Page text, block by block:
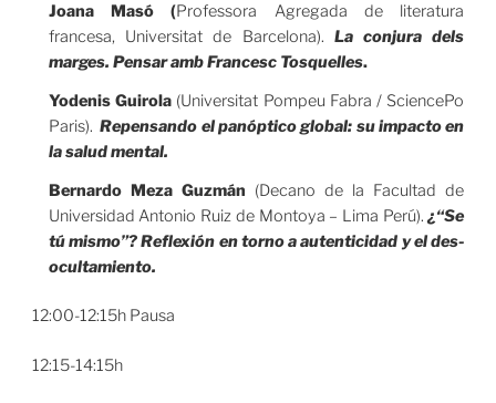
Joana Masó (Professora Agregada de literatura
francesa, Universitat de Barcelona). La conjura dels
marges. Pensar amb Francesc Tosquelles.
Yodenis Guirola (Universitat Pompeu Fabra / SciencePo
Paris).Repensando el panóptico global: su impacto en
la salud mental.
Bernardo Meza Guzmán (Decano de la Facultad de
Universidad Antonio Ruiz de Montoya – Lima Perú).¿“Se
tú mismo”? Reflexión en torno a autenticidad y el des-
ocultamiento.
12:00-12:15h Pausa
12:15-14:15h